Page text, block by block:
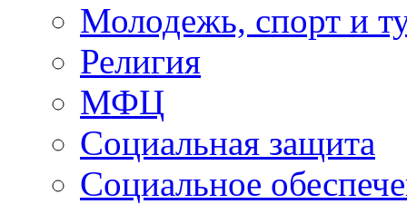
Молодежь, спорт и
Религия
МФЦ
Социальная защита
Социальное